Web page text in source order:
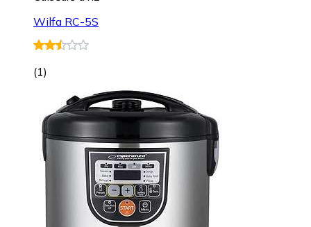
Wilfa RC-5S
(1)